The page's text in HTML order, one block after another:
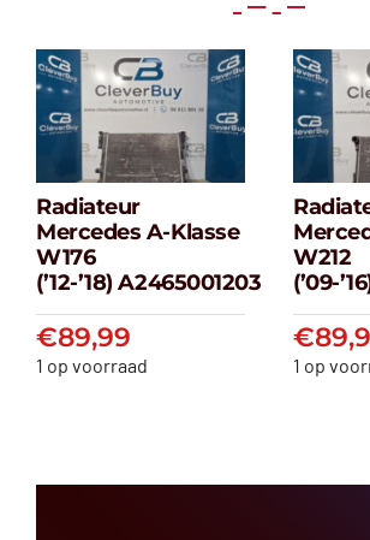
Radiateur
Mercedes A-
klasse W176
(’12-’18) A2465001203
€89,99
Radiateur
Mercedes A-Klasse
W176
(’12-’18) A2465001203
€89,99
1 op voorraad
W212
(’09-
€
1 op